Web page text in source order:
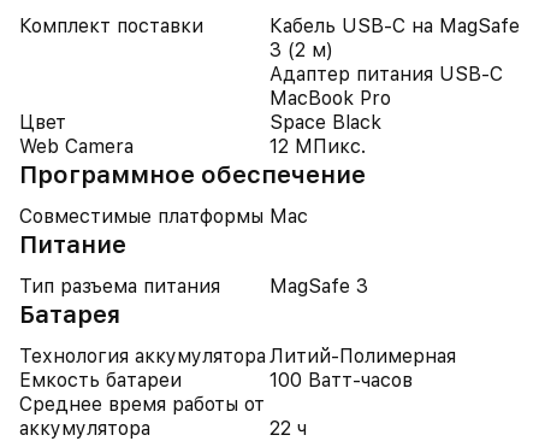
Комплект поставки
Кабель USB-C на MagSafe
3 (2 м)
Адаптер питания USB-C
MacBook Pro
Цвет
Space Black
Web Camera
12 МПикс.
Программное обеспечение
Совместимые платформы Mac
Питание
Тип разъема питания MagSafe 3
Батарея
Технология аккумулятора Литий-Полимерная
Емкость батареи
100 Ватт-часов
Среднее время работы от
аккумулятора
22 ч